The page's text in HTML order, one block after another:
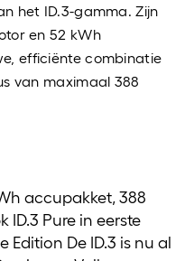
het ID.3-gamma. Zijn
en 52 kWh
efficiënte combinatie
van maximaal 388
accupakket, 388
ID.3 Pure in eerste
Edition De ID.3 is nu al